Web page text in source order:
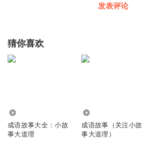
发表评论
猜你喜欢
成语故事大全：小故
事大道理
成语故事（关注小故
事大道理）